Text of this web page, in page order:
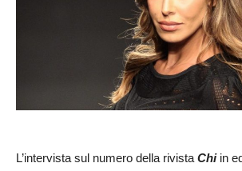
L’intervista sul numero della rivistaChiin